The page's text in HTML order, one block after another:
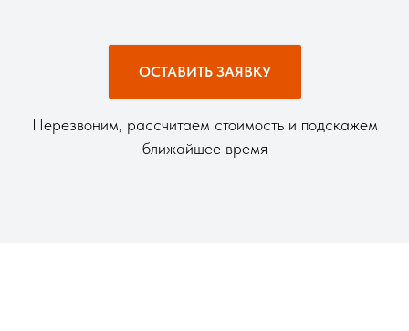
ОСТАВИТЬ ЗАЯВКУ
Перезвоним, рассчитаем стоимость и подскажем
ближайшее время